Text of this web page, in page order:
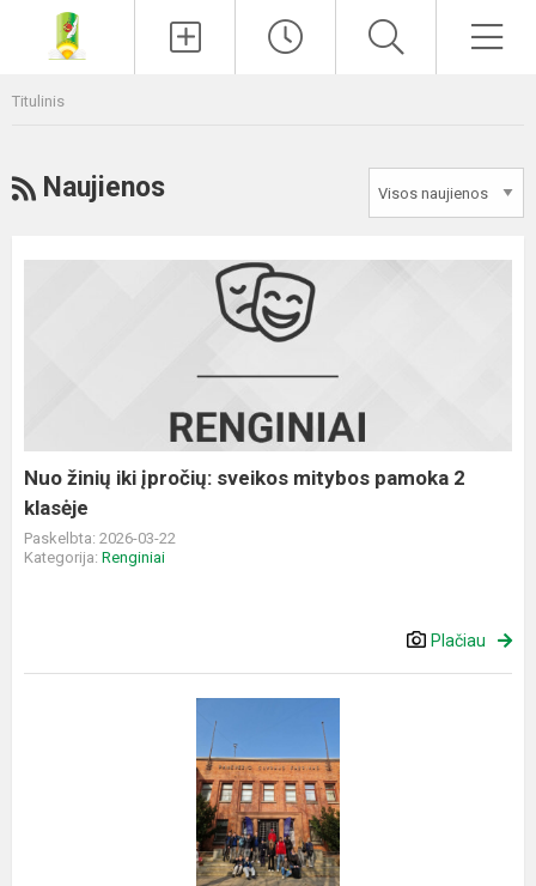
Titulinis
RSS
Naujienos
2
klasėje
Nuo žinių iki įpročių: sveikos mitybos pamoka 2
klasėje
Paskelbta: 2026-03-22
Kategorija: Renginiai
Plačiau